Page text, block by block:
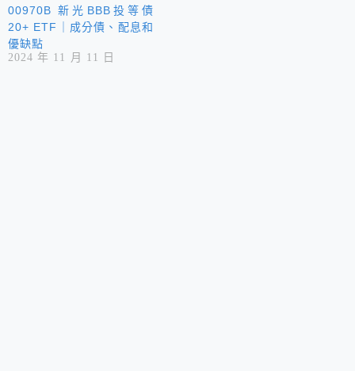
00970B 新光BBB投等債
20+ ETF｜成分債、配息和
優缺點
2024 年 11 月 11 日